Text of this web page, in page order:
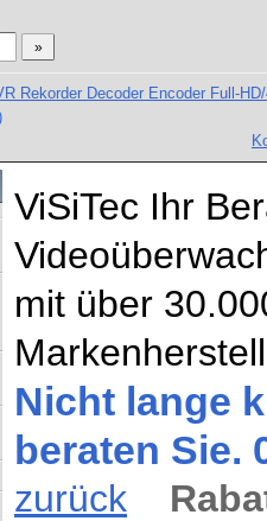
Rekorder Decoder Encoder Full-
ViSiTec Ihr
mit über
Nicht lange
beraten Sie.
zurück